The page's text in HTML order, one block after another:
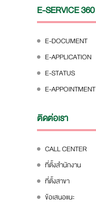
E-SERVICE 360
E-DOCUMENT
E-APPLICATION
E-STATUS
E-APPOINTMENT
ติดต่อเรา
CALL CENTER
ที่ตั้งสำนักงาน
ที่ตั้งสาขา
ข้อเสนอแนะ